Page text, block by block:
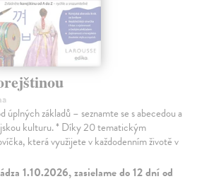
úplných základů – seznamte se s abecedou a
kulturu. * Díky 20 tematickým
která využijete v každodenním životě v
1.10.2026, zasielame do 12 dní od